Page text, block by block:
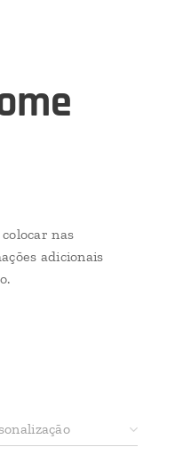
nas
adicionais